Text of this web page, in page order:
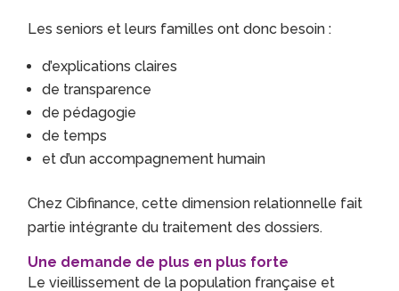
Les seniors et leurs familles ont donc besoin :
d’explications claires
de transparence
de pédagogie
de temps
et d’un accompagnement humain
Chez Cibfinance, cette dimension relationnelle fait
partie intégrante du traitement des dossiers.
Une demande de plus en plus forte
Le vieillissement de la population française et